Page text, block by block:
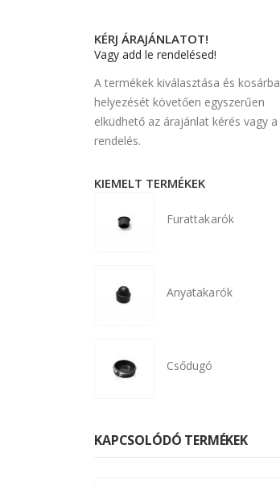
KÉRJ ÁRAJÁNLATOT!
Vagy add le rendelésed!
A termékek kiválasztása és kosárba
helyezését követően egyszerűen
elküdhető az árajánlat kérés vagy a
rendelés.
KIEMELT TERMÉKEK
Furattakarók
Anyatakarók
Csődugó
KAPCSOLÓDÓ TERMÉKEK